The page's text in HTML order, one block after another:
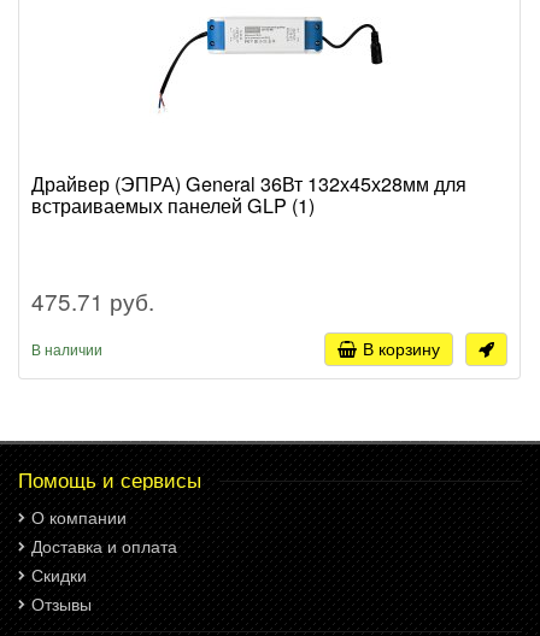
Драйвер (ЭПРА) General 36Вт 132х45х28мм для
встраиваемых панелей GLP (1)
475.71 руб.
В наличии В корзину
Помощь и сервисы
О компании
Доставка и оплата
Скидки
Отзывы